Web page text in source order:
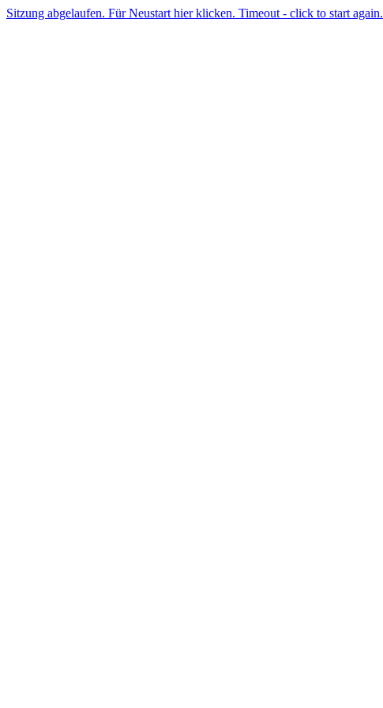
Sitzung abgelaufen. Für Neustart hier klicken. Timeout - click to start again.